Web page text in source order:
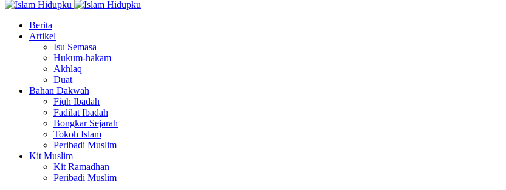
Berita
Artikel
Isu Semasa
Hukum-hakam
Akhlaq
Duat
Bahan Dakwah
Fiqh Ibadah
Fadilat Ibadah
Bongkar Sejarah
Tokoh Islam
Peribadi Muslim
Kit Muslim
Kit Ramadhan
Peribadi Muslim